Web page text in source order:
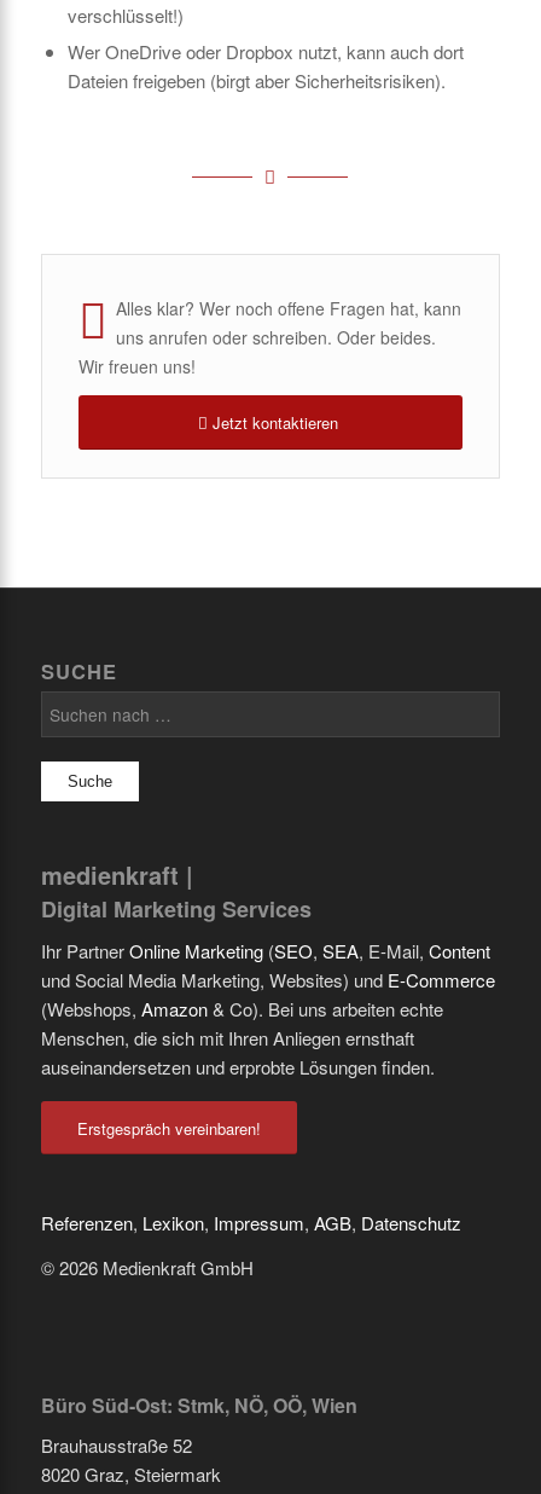
verschlüsselt!)
Wer OneDrive oder Dropbox nutzt, kann auch dort
Dateien freigeben (birgt aber Sicherheitsrisiken).
Alles klar? Wer noch offene Fragen hat, kann
uns anrufen oder schreiben. Oder beides.
Wir freuen uns!
Jetzt kontaktieren
SUCHE
Suchen
nach:
medienkraft |
Digital Marketing Services
Ihr PartnerOnline Marketing(SEO, SEA, E-Mail, Content
und Social Media Marketing, Websites) und E-Commerce
(Webshops, Amazon& Co). Bei uns arbeiten echte
Menschen, die sich mit Ihren Anliegen ernsthaft
auseinandersetzen und erprobte Lösungen finden.
Erstgespräch vereinbaren!
Referenzen, Lexikon, Impressum, AGB, Datenschutz
© 2026 Medienkraft GmbH
Büro Süd-Ost: Stmk, NÖ, OÖ, Wien
Brauhausstraße 52
8020 Graz, Steiermark